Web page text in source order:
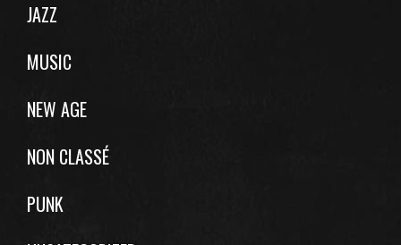
JAZZ
MUSIC
NEW AGE
NON CLASSÉ
PUNK